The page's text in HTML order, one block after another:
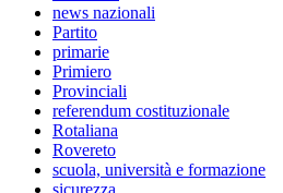
news nazionali
Partito
primarie
Primiero
Provinciali
referendum costituzionale
Rotaliana
Rovereto
scuola, università e formazione